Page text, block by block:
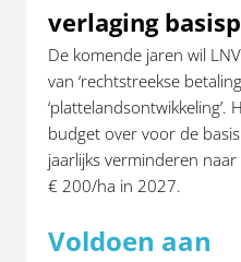
verlaging
De komende jaren wil
van ‘rechtstreekse
budget over voor de
jaarlijks verminderen
€ 200/ha in 2027.
Voldoen aan